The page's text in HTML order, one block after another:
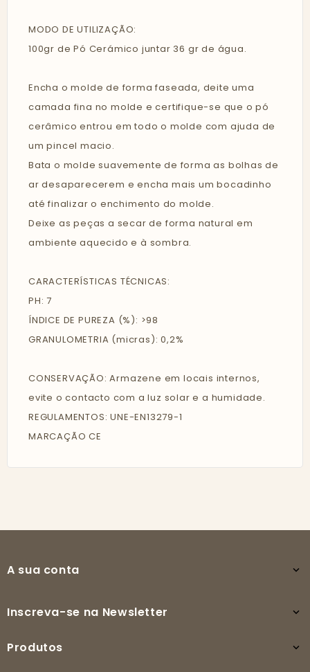
MODO DE UTILIZAÇÃO:
100gr de Pó Cerámico juntar 36 gr de água.
Encha o molde de forma faseada, deite uma
camada fina no molde e certifique-se que o pó
cerâmico entrou em todo o molde com ajuda de
um pincel macio.
Bata o molde suavemente de forma as bolhas de
ar desaparecerem e encha mais um bocadinho
até finalizar o enchimento do molde.
Deixe as peças a secar de forma natural em
ambiente aquecido e à sombra.
CARACTERÍSTICAS TÉCNICAS:
PH: 7
ÍNDICE DE PUREZA (%): >98
GRANULOMETRIA (micras): 0,2%
CONSERVAÇÃO: Armazene em locais internos,
evite o contacto com a luz solar e a humidade.
REGULAMENTOS: UNE-EN13279-1
MARCAÇÃO CE
A sua conta 
Inscreva-se na Newsletter 
Produtos 